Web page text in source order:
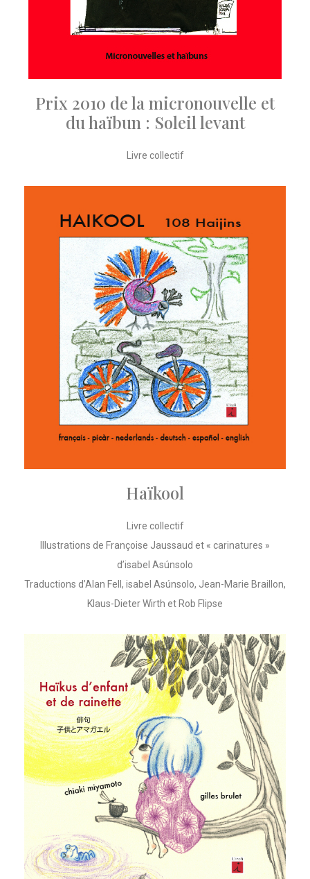
Prix 2010 de la micronouvelle et
du haïbun : Soleil levant
Livre collectif
Haïkool
Livre collectif
Illustrations de Françoise Jaussaud et « carinatures »
d’isabel Asúnsolo
Traductions d’Alan Fell, isabel Asúnsolo, Jean-Marie Braillon,
Klaus-Dieter Wirth et Rob Flipse